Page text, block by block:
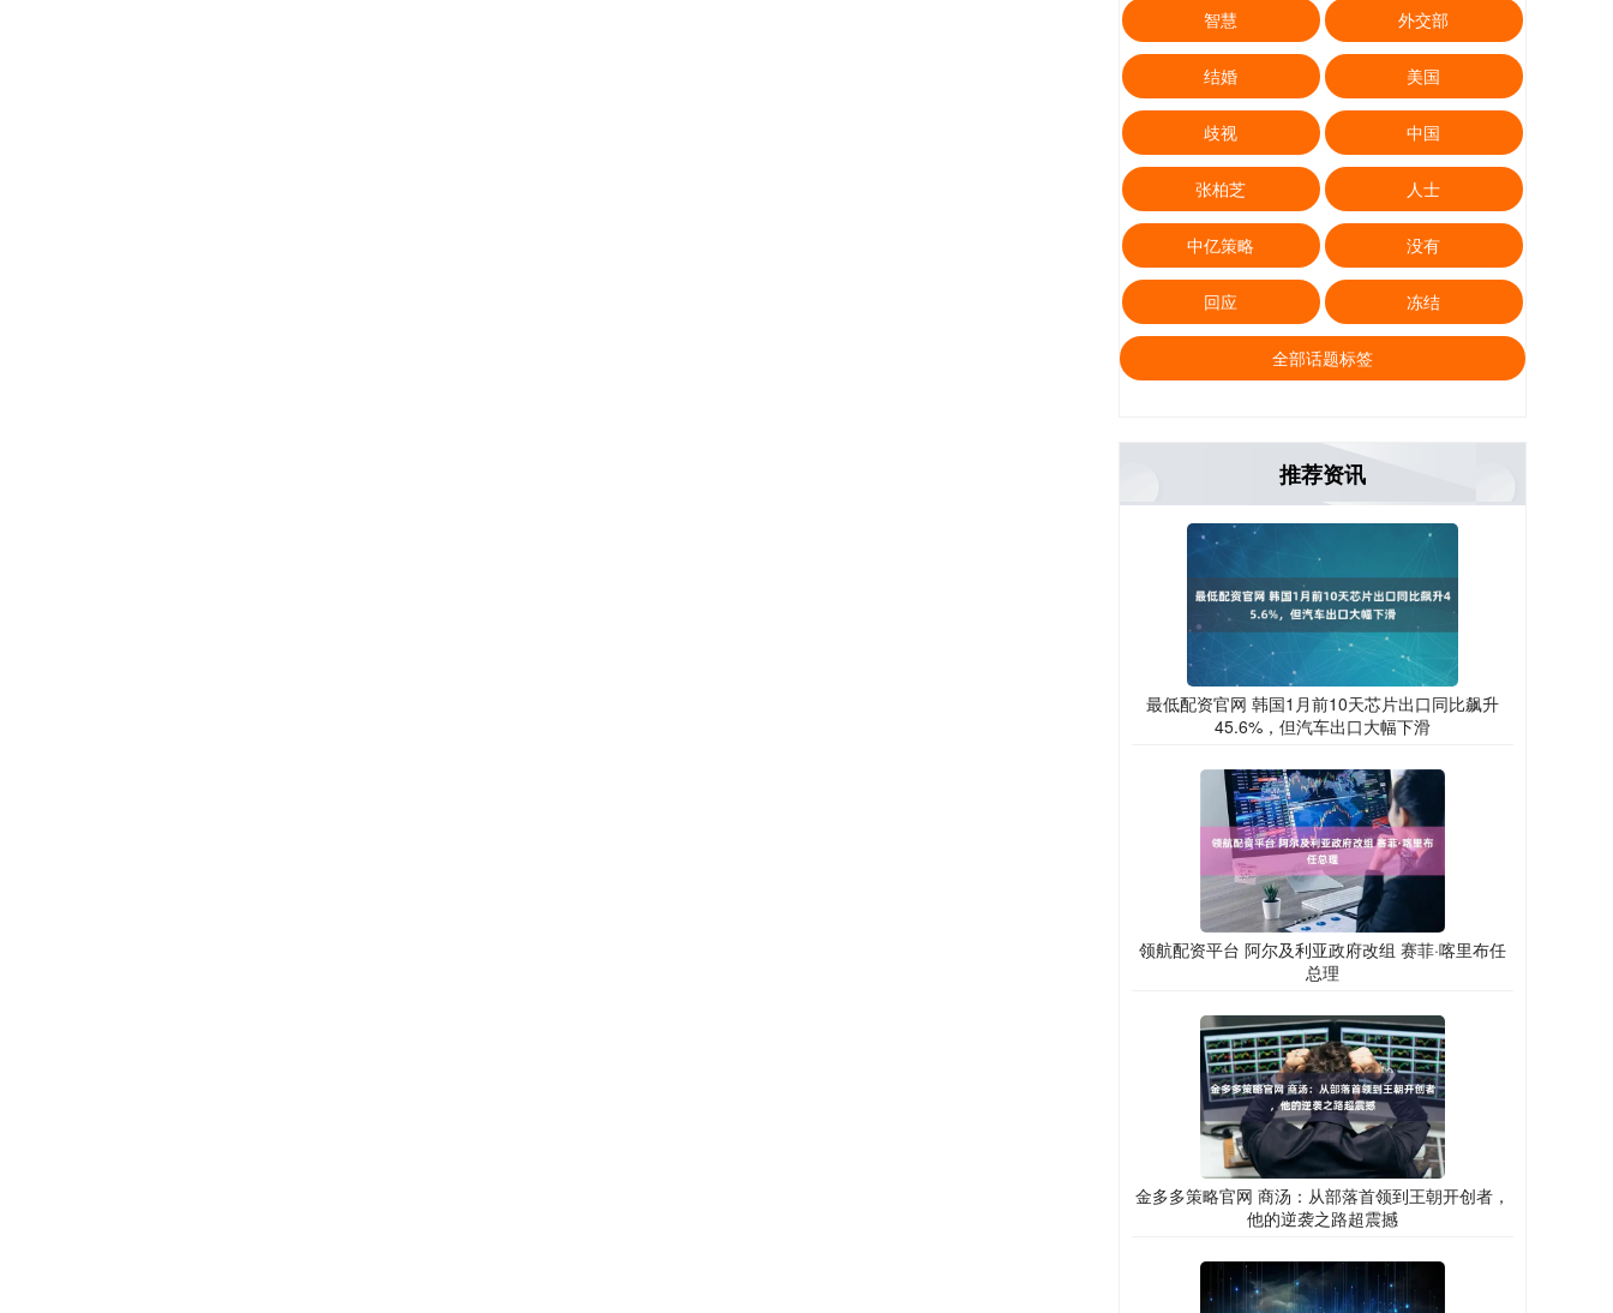
智慧 外交部
结婚 美国
歧视 中国
张柏芝 人士
中亿策略 没有
回应 冻结
全部话题标签
推荐资讯
最低配资官网 韩国1月前10天芯片出口同比飙升
45.6%，但汽车出口大幅下滑
领航配资平台 阿尔及利亚政府改组 赛菲·喀里布任
总理
金多多策略官网 商汤：从部落首领到王朝开创者，
他的逆袭之路超震撼